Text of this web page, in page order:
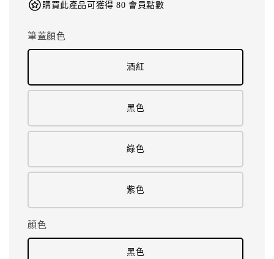
購買此產品可獲得 80 會員點數
筆蓋顏色
酒紅
黑色
綠色
紫色
顔色
黑色